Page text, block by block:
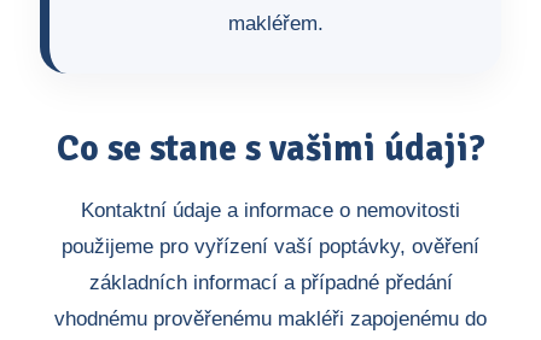
makléřem.
Co se stane s vašimi údaji?
Kontaktní údaje a informace o nemovitosti
použijeme pro vyřízení vaší poptávky, ověření
základních informací a případné předání
vhodnému prověřenému makléři zapojenému do